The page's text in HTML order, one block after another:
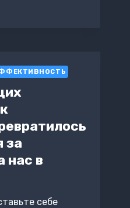
за
нас в
себе